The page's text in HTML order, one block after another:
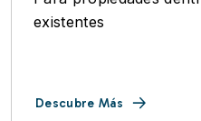
existentes
Descubre Más